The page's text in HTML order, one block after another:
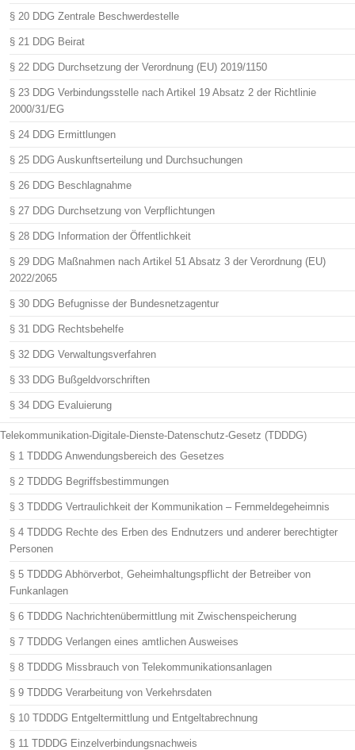
§ 20 DDG Zentrale Beschwerdestelle
§ 21 DDG Beirat
§ 22 DDG Durchsetzung der Verordnung (EU) 2019/1150
§ 23 DDG Verbindungsstelle nach Artikel 19 Absatz 2 der Richtlinie
2000/31/EG
§ 24 DDG Ermittlungen
§ 25 DDG Auskunftserteilung und Durchsuchungen
§ 26 DDG Beschlagnahme
§ 27 DDG Durchsetzung von Verpflichtungen
§ 28 DDG Information der Öffentlichkeit
§ 29 DDG Maßnahmen nach Artikel 51 Absatz 3 der Verordnung (EU)
2022/2065
§ 30 DDG Befugnisse der Bundesnetzagentur
§ 31 DDG Rechtsbehelfe
§ 32 DDG Verwaltungsverfahren
§ 33 DDG Bußgeldvorschriften
§ 34 DDG Evaluierung
Telekommunikation-Digitale-Dienste-Datenschutz-Gesetz (TDDDG)
§ 1 TDDDG Anwendungsbereich des Gesetzes
§ 2 TDDDG Begriffsbestimmungen
§ 3 TDDDG Vertraulichkeit der Kommunikation – Fernmeldegeheimnis
§ 4 TDDDG Rechte des Erben des Endnutzers und anderer berechtigter
Personen
§ 5 TDDDG Abhörverbot, Geheimhaltungspflicht der Betreiber von
Funkanlagen
§ 6 TDDDG Nachrichtenübermittlung mit Zwischenspeicherung
§ 7 TDDDG Verlangen eines amtlichen Ausweises
§ 8 TDDDG Missbrauch von Telekommunikationsanlagen
§ 9 TDDDG Verarbeitung von Verkehrsdaten
§ 10 TDDDG Entgeltermittlung und Entgeltabrechnung
§ 11 TDDDG Einzelverbindungsnachweis